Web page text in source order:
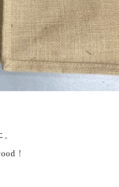
！